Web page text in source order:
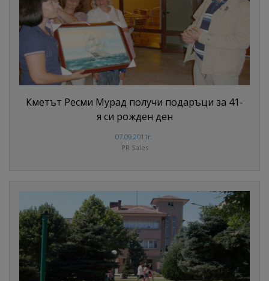
Кметът Ресми Мурад получи подаръци за 41-
я си рожден ден
07.09.2011г.
PR Sales